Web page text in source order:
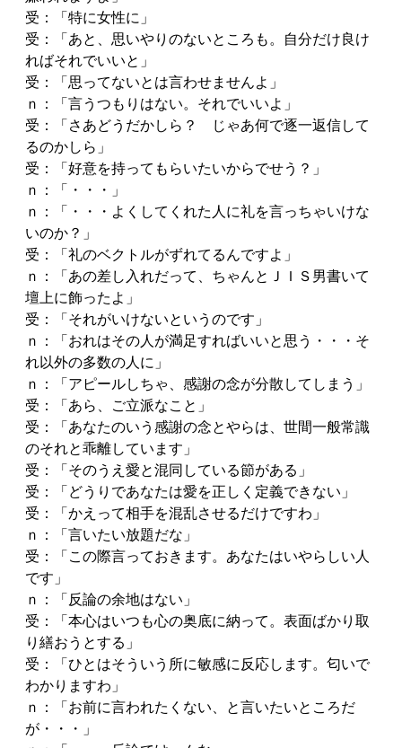
受：「特に女性に」
受：「あと、思いやりのないところも。自分だけ良け
ればそれでいいと」
受：「思ってないとは言わせませんよ」
ｎ：「言うつもりはない。それでいいよ」
受：「さあどうだかしら？ じゃあ何で逐一返信して
るのかしら」
受：「好意を持ってもらいたいからでせう？」
ｎ：「・・・」
ｎ：「・・・よくしてくれた人に礼を言っちゃいけな
いのか？」
受：「礼のベクトルがずれてるんですよ」
ｎ：「あの差し入れだって、ちゃんとＪＩＳ男書いて
壇上に飾ったよ」
受：「それがいけないというのです」
ｎ：「おれはその人が満足すればいいと思う・・・そ
れ以外の多数の人に」
ｎ：「アピールしちゃ、感謝の念が分散してしまう」
受：「あら、ご立派なこと」
受：「あなたのいう感謝の念とやらは、世間一般常識
のそれと乖離しています」
受：「そのうえ愛と混同している節がある」
受：「どうりであなたは愛を正しく定義できない」
受：「かえって相手を混乱させるだけですわ」
ｎ：「言いたい放題だな」
受：「この際言っておきます。あなたはいやらしい人
です」
ｎ：「反論の余地はない」
受：「本心はいつも心の奥底に納って。表面ばかり取
り繕おうとする」
受：「ひとはそういう所に敏感に反応します。匂いで
わかりますわ」
ｎ：「お前に言われたくない、と言いたいところだ
が・・・」